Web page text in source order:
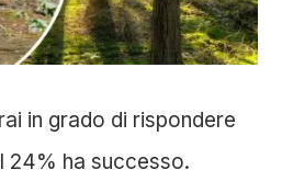
in grado di rispondere
24% ha successo.